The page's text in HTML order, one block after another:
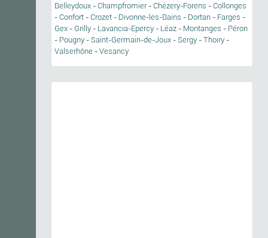
Belleydoux - Champfromier- Chézery-Forens - Collonges
- Confort - Crozet - Divonne-les-Bains - Dortan - Farges -
Gex - Grilly - Lavancia-Epercy - Léaz - Montanges - Péron
- Pougny - Saint-Germain-de-Joux - Sergy - Thoiry -
Valserhône - Vesancy